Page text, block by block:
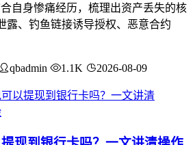
自身惨痛经历，梳理出资产丢失的核
露、钓鱼链接诱导授权、恶意合约
qbadmin 1.1K 2026-08-09